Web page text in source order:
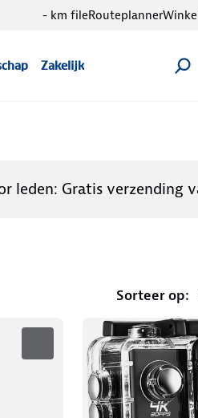
Zakelijk
- km fileRouteplanner
leden: Gratis verzending
Sorteer op: